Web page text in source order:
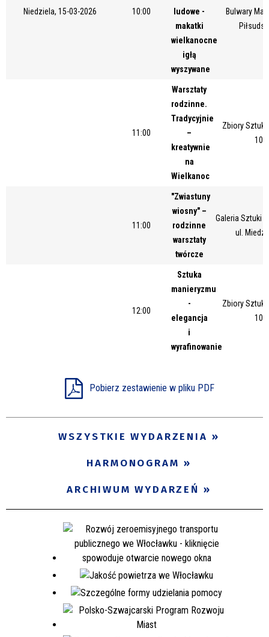
Niedziela, 15-03-2026 10:00
ludowe -
makatki
wielkanocne
igłą
wyszywane
Bulwary
11:00
Warsztaty
rodzinne.
Tradycyjnie
–
kreatywnie
na
Wielkanoc
Zbiory
10/
11:00
"Zwiastuny
wiosny" –
rodzinne
warsztaty
twórcze
Galeria Sztuki
ul.
12:00
Sztuka
manieryzmu
-
elegancja
i
wyrafinowanie
Zbiory
10/
Pobierz zestawienie w pliku PDF
WSZYSTKIE WYDARZENIA
HARMONOGRAM
ARCHIWUM WYDARZEŃ